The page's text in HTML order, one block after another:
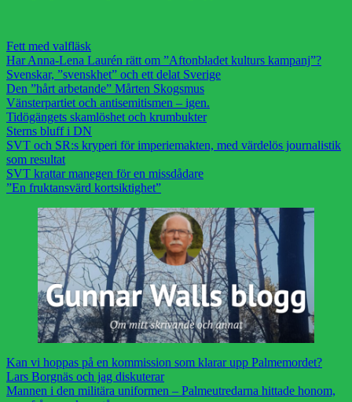
Fett med valfläsk
Har Anna-Lena Laurén rätt om ”Aftonbladet kulturs kampanj”?
Svenskar, ”svenskhet” och ett delat Sverige
Den ”hårt arbetande” Mårten Skogsmus
Vänsterpartiet och antisemitismen – igen.
Tidögängets skamlöshet och krumbukter
Sterns bluff i DN
SVT och SR:s kryperi för imperiemakten, med värdelös journalistik
som resultat
SVT krattar manegen för en missdådare
”En fruktansvärd kortsiktighet”
Kan vi hoppas på en kommission som klarar upp Palmemordet?
Lars Borgnäs och jag diskuterar
Mannen i den militära uniformen – Palmeutredarna hittade honom,